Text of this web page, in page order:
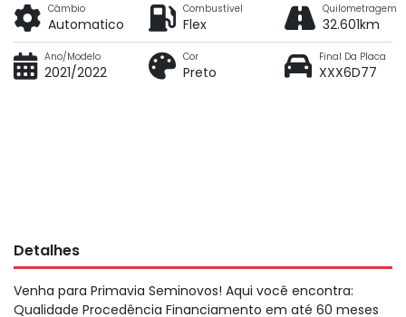
Câmbio
Automatico
Combustível
Flex
Quilometragem
32.601km
Ano/Modelo
2021/2022
Cor
Preto
Final Da Placa
XXX6D77
Detalhes
Venha para Primavia Seminovos! Aqui você encontra:
Qualidade Procedência Financiamento em até 60 meses